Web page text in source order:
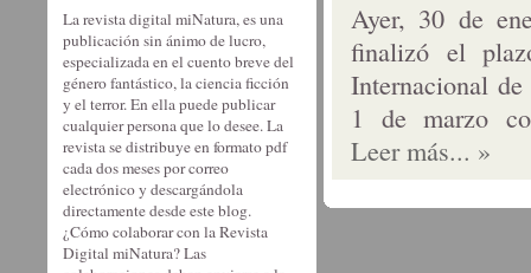
Ayer, 30 de
finalizó el
Internacional
1 de marzo
Leer más... »
La revista digital miNatura, es una
publicación sin ánimo de lucro,
especializada en el cuento breve del
género fantástico, la ciencia ficción
y el terror. En ella puede publicar
cualquier persona que lo desee. La
revista se distribuye en formato pdf
cada dos meses por correo
electrónico y descargándola
directamente desde este blog.
¿Cómo colaborar con la Revista
Digital miNatura? Las